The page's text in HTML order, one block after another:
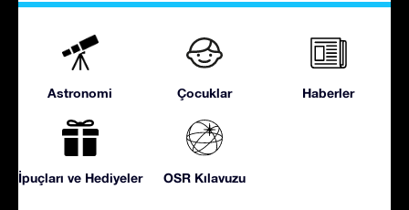
Astronomi Çocuklar Haberler
İpuçları ve Hediyeler OSR Kılavuzu